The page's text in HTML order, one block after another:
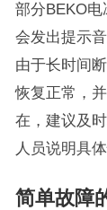
部分BEKO
会发出提示
由于长时间
恢复正常，
在，建议及
人员说明具
简单故障